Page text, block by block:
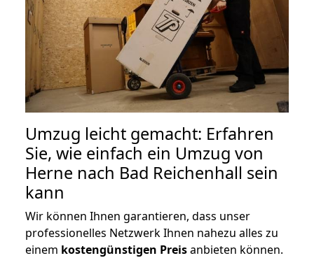
Umzug leicht gemacht: Erfahren
Sie, wie einfach ein Umzug von
Herne nach Bad Reichenhall sein
kann
Wir können Ihnen garantieren, dass unser
professionelles Netzwerk Ihnen nahezu alles zu
einem kostengünstigen Preisanbieten können.